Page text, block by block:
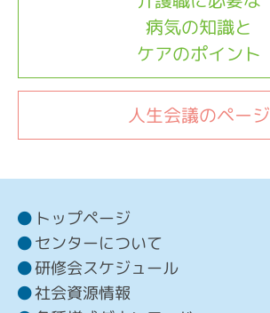
病気の知識と
ケアのポイント
人生会議のページ
トップページ
センターについて
研修会スケジュール
社会資源情報